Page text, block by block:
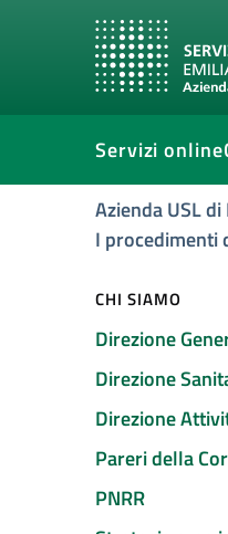
Servizi online
Azienda USL
I procedimenti
CHI SIAMO
Direzione
Direzione
Direzione
Pareri della
PNRR